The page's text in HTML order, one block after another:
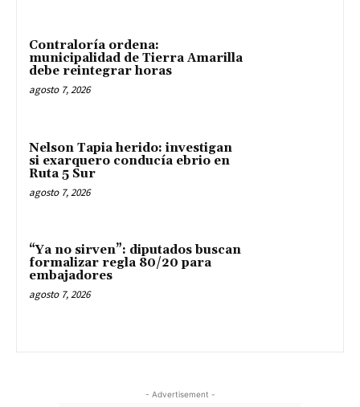
Contraloría ordena:
municipalidad de Tierra Amarilla
debe reintegrar horas
agosto 7, 2026
Nelson Tapia herido: investigan
si exarquero conducía ebrio en
Ruta 5 Sur
agosto 7, 2026
“Ya no sirven”: diputados buscan
formalizar regla 80/20 para
embajadores
agosto 7, 2026
- Advertisement -